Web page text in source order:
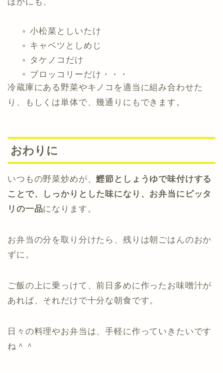
ほかにも、
小松菜としいたけ
キャベツとしめじ
タケノコだけ
ブロッコリーだけ・・・
冷蔵庫にある野菜やキノコを適当に組み合わせた
り、もしくは単体で、幾通りにもできます。
おわりに
いつもの野菜炒めが、鰹節としょうゆで味付けする
ことで、しっかりとした味になり、お弁当にピッタ
リの一品になります。
お弁当の分を取り分けたら、残りは朝ごはんのおか
ずに。
ご飯の上に乗っけて、前日多めに作ったお味噌汁が
あれば、それだけで十分な朝食です。
日々の料理やお弁当は、手軽に作っていきたいです
ね＾＾